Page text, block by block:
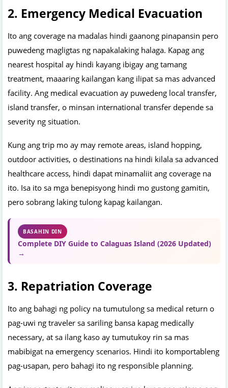
2. Emergency Medical Evacuation
Ito ang coverage na madalas hindi gaanong pinapansin pero
puwedeng magligtas ng napakalaking halaga. Kapag ang
nearest hospital ay hindi kayang ibigay ang tamang
treatment, maaaring kailangan kang ilipat sa mas advanced
facility. Ang medical evacuation ay puwedeng local transfer,
island transfer, o minsan international transfer depende sa
severity ng situation.
Kung ang trip mo ay may remote areas, island hopping,
outdoor activities, o destinations na hindi kilala sa advanced
healthcare access, hindi dapat minamaliit ang coverage na
ito. Isa ito sa mga benepisyong hindi mo gustong gamitin,
pero sobrang laking tulong kapag kailangan.
BASAHIN DIN
Complete DIY Guide to Calaguas Island (2026 Updated)
→
3. Repatriation Coverage
Ito ang bahagi ng policy na tumutulong sa medical return o
pag-uwi ng traveler sa sariling bansa kapag medically
necessary, at sa ilang kaso ay tumutukoy rin sa mas
mabibigat na emergency scenarios. Hindi ito komportableng
pag-usapan, pero bahagi ito ng responsible planning.